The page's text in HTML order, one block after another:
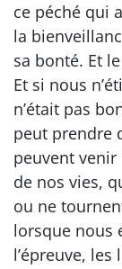
ce péché qui
la
sa bonté. Et
Et si nous
n’était pas
peut prendre
peuvent
de nos vies,
ou ne
lorsque nous
l’épreuve,